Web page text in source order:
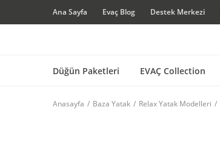
Ana Sayfa Evaç Blog Destek Merkezi
Düğün Paketleri EVAÇ Collection
Anasayfa Baza Yatak Relax Yatak Modelleri